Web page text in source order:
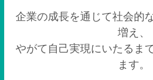
企業の成長を通じて社会的
増え、
やがて自己実現にいたるま
ます。